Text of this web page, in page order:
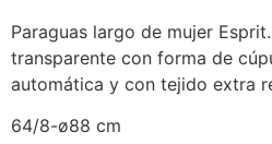
Paraguas largo de mujer
transparente con forma de
automática y con tejido extra
64/8-ø88 cm